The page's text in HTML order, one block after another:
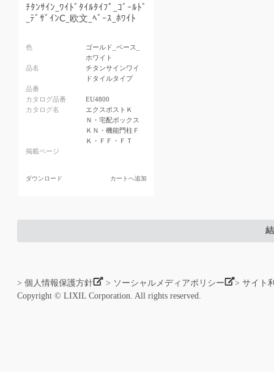
ﾁﾀﾝｻｲﾝ_ﾜｲﾄﾞﾀｲﾙﾀｲﾌﾟ_ｺﾞｰﾙﾄﾞ
_ﾃﾞｻﾞｲﾝC_欧文_ﾍﾞｰｽ_ﾎﾜｲﾄ
色
ゴールド_ベース_
ホワイト
品名
チタンサインワイ
ドタイルタイプ
品番
カタログ品番
EU4800
カタログ名
エクスポストＫ
Ｎ・宅配ボックス
ＫＮ・機能門柱Ｆ
Ｋ・ＦＦ・ＦＴ
掲載ページ
ダウンロード カートへ追加
> 個人情報保護方針 > ソーシャルメディアポリシー
> サイト
Copyright © LIXIL Corporation. All rights reserved.